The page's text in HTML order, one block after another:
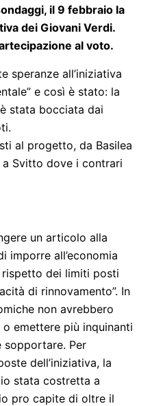
il 9 febbraio la
dei Giovani Verdi.
al voto.
speranze all’iniziativa
e così è stato: la
stata bocciata dai
al progetto, da Basilea
Svitto dove i contrari
un articolo alla
imporre all’economia
rispetto dei limiti posti
di rinnovamento”. In
non avrebbero
emettere più inquinanti
sopportare. Per
dell’iniziativa, la
stata costretta a
pro capite di oltre il